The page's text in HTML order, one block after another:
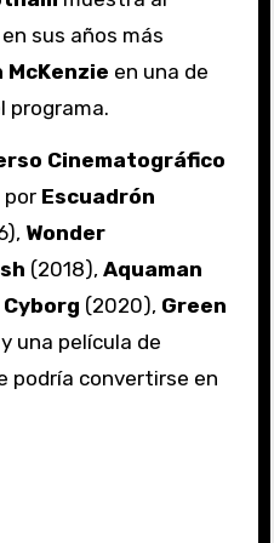
en sus años más
McKenzie en una de
programa.
Cinematográfico
Escuadrón
Wonder
(2018), Aquaman
Cyborg (2020), Green
una película de
podría convertirse en